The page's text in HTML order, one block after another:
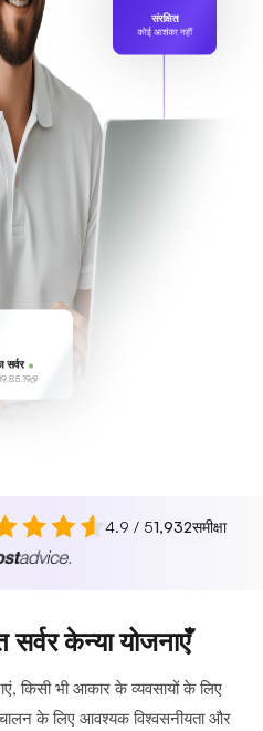
संरक्षित
कोई आशंका नहीं
सर्वर
4.9 / 51,932समीक्षा
केन्या योजनाएँ
किसी भी आकार के व्यवसायों के लिए
के लिए आवश्यक विश्वसनीयता और